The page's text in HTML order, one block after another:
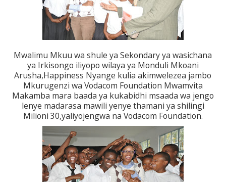
Mwalimu Mkuu wa shule ya Sekondary ya wasichana
ya Irkisongo iliyopo wilaya ya Monduli Mkoani
Arusha,Happiness Nyange kulia akimwelezea jambo
Mkurugenzi wa Vodacom Foundation Mwamvita
Makamba mara baada ya kukabidhi msaada wa jengo
lenye madarasa mawili yenye thamani ya shilingi
Milioni 30,yaliyojengwa na Vodacom Foundation.